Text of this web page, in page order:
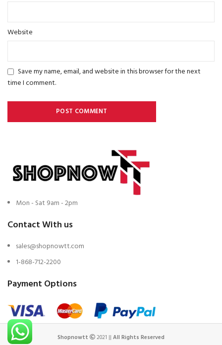
Website
Save my name, email, and website in this browser for the next
time I comment.
Mon - Sat 9am - 2pm
Contact With us
sales@shopnowtt.com
1-868-712-2200
Payment Options
Shopnowtt 2021 || All Rights Reserved